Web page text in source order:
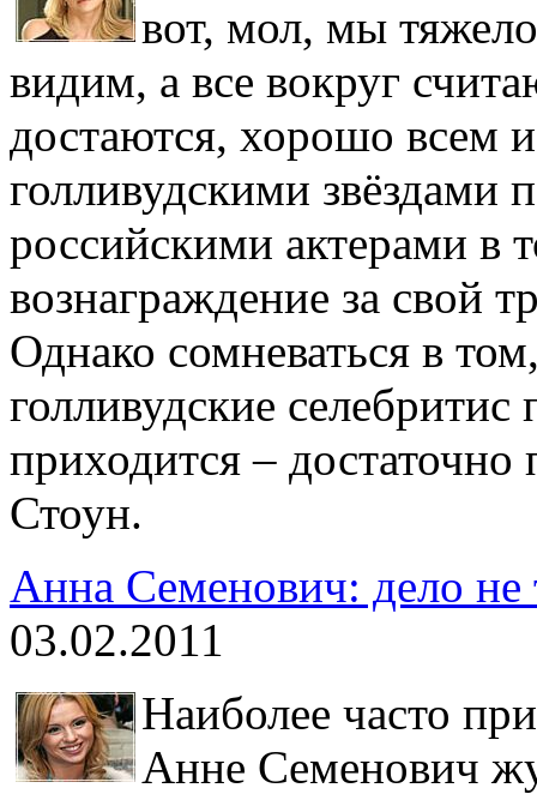
вот, мол, мы
видим, а все вокруг
достаются, хорошо всем
голливудскими звёздами
российскими актерами в
вознаграждение за свой
Однако сомневаться в
голливудские
приходится –
Стоун.
Анна Семенович: дело не
03.02.2011
Наиболее часто
Анне Семенович